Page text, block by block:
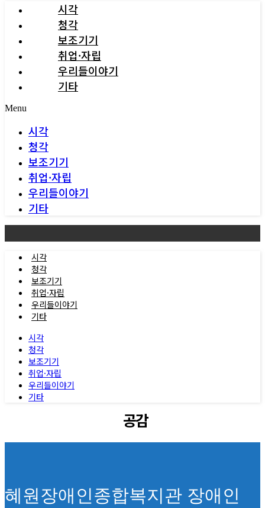
시각
청각
보조기기
취업·자립
우리들이야기
기타
Menu
시각
청각
보조기기
취업·자립
우리들이야기
기타
시각
청각
보조기기
취업·자립
우리들이야기
기타
시각
청각
보조기기
취업·자립
우리들이야기
기타
공감
혜원장애인종합복지관 장애인